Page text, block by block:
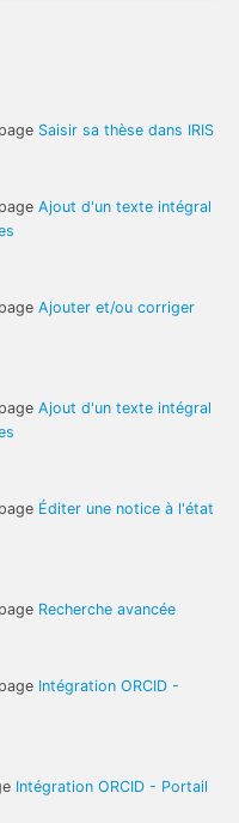
Saisir sa thèse dans IRIS
Ajout d'un texte intégral
Ajouter et/ou corriger
Ajout d'un texte intégral
Éditer une notice à l'état
Recherche avancée
Intégration ORCID -
Intégration ORCID - Portail